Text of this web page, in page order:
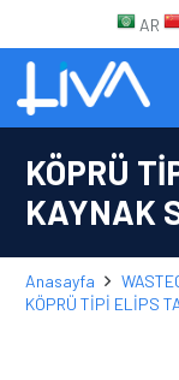
AR
KÖPRÜ
KAYNAK
Anasayfa
KÖPRÜ TİPİ ELİPS